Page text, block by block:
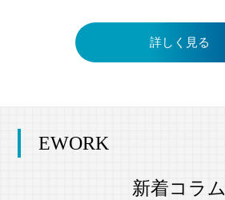
詳しく見る
EWORK
新着コラム